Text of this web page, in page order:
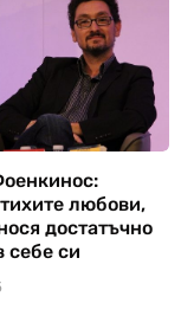
любови,
достатъчно
себе си